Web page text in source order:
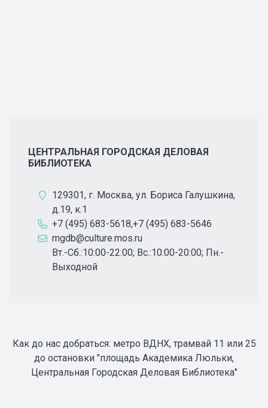
ЦЕНТРАЛЬНАЯ ГОРОДСКАЯ ДЕЛОВАЯ
БИБЛИОТЕКА
129301, г. Москва, ул. Бориса Галушкина,
д.19, к.1
+7 (495) 683-5618,+7 (495) 683-5646
mgdb@culture.mos.ru
Вт.-Сб.:10:00-22:00; Вс.:10:00-20:00; Пн.-
Выходной
Как до нас добраться: метро ВДНХ, трамвай 11 или 25
до остановки "площадь Академика Люльки,
Центральная Городская Деловая Библиотека"